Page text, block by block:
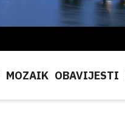
MOZAIK OBAVIJESTI